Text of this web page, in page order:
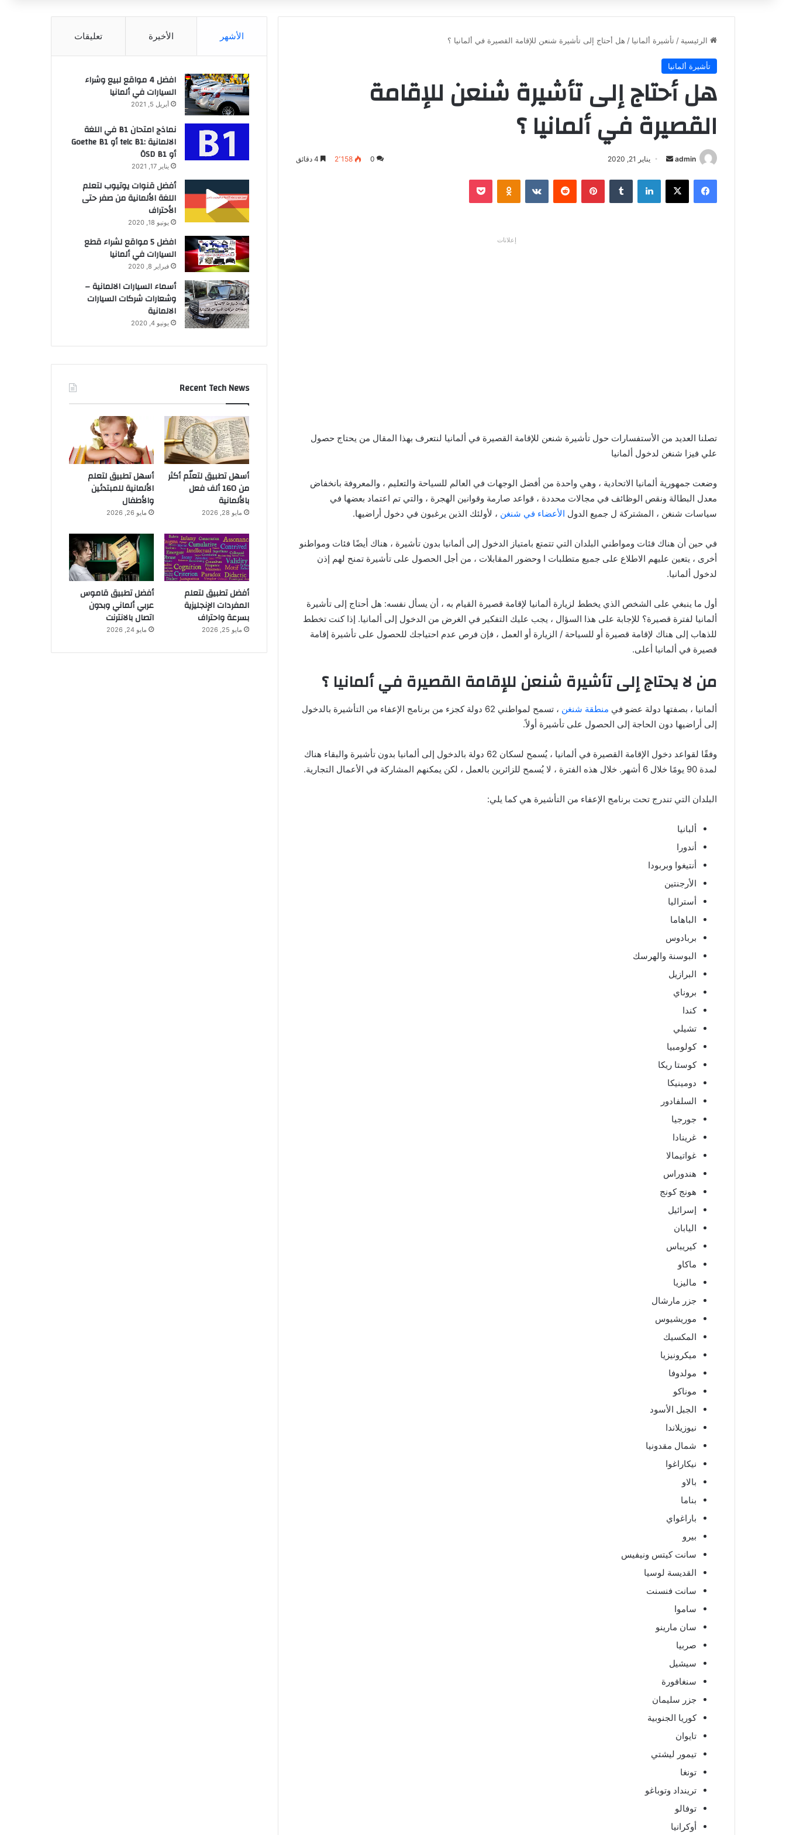
الرئيسية / تأشيرة ألمانيا / هل أحتاج إلى تأشيرة شنعن للإقامة القصيرة في ألمانيا ؟
تأشيرة ألمانيا
هل أحتاج إلى تأشيرة شنعن للإقامة
القصيرة في ألمانيا ؟
admin
أرسل
إلكترونيا
يناير 21, 2020 0 2٬158
فيسبوك ‫X لينكدإن بينتيريست Odnoklassniki
‫Pocket
إعلانات
تصلنا العديد من الأستفسارات حول تأشيرة شنعن للإقامة القصيرة في ألمانيا لنتعرف بهذا المقال من يحتاج حصول
علي فيزا شنغن لدخول ألمانيا
وضعت جمهورية ألمانيا الاتحادية ، وهي واحدة من أفضل الوجهات في العالم للسياحة والتعليم ، والمعروفة بانخفاض
معدل البطالة ونقص الوظائف في مجالات محددة ، قواعد صارمة وقوانين الهجرة ، والتي تم اعتماد بعضها في
سياسات شنغن ، المشتركة ل جميع الدول الأعضاء في شنغن ، لأولئك الذين يرغبون في دخول أراضيها.
في حين أن هناك فئات ومواطني البلدان التي تتمتع بامتياز الدخول إلى ألمانيا بدون تأشيرة ، هناك أيضًا فئات ومواطنو
أخرى ، يتعين عليهم الاطلاع على جميع متطلبات ا وحضور المقابلات ، من أجل الحصول على تأشيرة تمنح لهم إذن
لدخول ألمانيا.
أول ما ينبغي على الشخص الذي يخطط لزيارة ألمانيا لإقامة قصيرة القيام به ، أن يسأل نفسه: هل أحتاج إلى تأشيرة
ألمانيا لفترة قصيرة؟ للإجابة على هذا السؤال ، يجب عليك التفكير في الغرض من الدخول إلى ألمانيا. إذا كنت تخطط
للذهاب إلى هناك لإقامة قصيرة أو للسياحة / الزيارة أو العمل ، فإن فرص عدم احتياجك للحصول على تأشيرة إقامة
قصيرة في ألمانيا أعلى.
من لا يحتاج إلى تأشيرة شنعن للإقامة القصيرة في ألمانيا ؟
ألمانيا ، بصفتها دولة عضو في منطقة شنغن
، تسمح لمواطني 62 دولة كجزء من برنامج الإعفاء من التأشيرة بالدخول
إلى أراضيها دون الحاجة إلى الحصول على تأشيرة أولاً.
وفقًا لقواعد دخول الإقامة القصيرة في ألمانيا ، يُسمح لسكان 62 دولة بالدخول إلى ألمانيا بدون تأشيرة والبقاء هناك
لمدة 90 يومًا خلال 6 أشهر. خلال هذه الفترة ، لا يُسمح للزائرين بالعمل ، لكن يمكنهم المشاركة في الأعمال التجارية.
البلدان التي تندرج تحت برنامج الإعفاء من التأشيرة هي كما يلي:
ألبانيا
أندورا
أنتيغوا وبربودا
الأرجنتين
أستراليا
الباهاما
بربادوس
البوسنة والهرسك
البرازيل
بروناي
كندا
تشيلي
كولومبيا
كوستا ريكا
دومينيكا
السلفادور
جورجيا
غرينادا
غواتيمالا
هندوراس
هونج كونج
إسرائيل
اليابان
كيريباس
ماكاو
ماليزيا
جزر مارشال
موريشيوس
المكسيك
ميكرونيزيا
مولدوفا
موناكو
الجبل الأسود
نيوزيلاندا
شمال مقدونيا
نيكاراغوا
بالاو
بناما
باراغواي
بيرو
سانت كيتس ونيفيس
القديسة لوسيا
سانت فنسنت
ساموا
سان مارينو
صربيا
سيشيل
سنغافورة
جزر سليمان
كوريا الجنوبية
تايوان
تيمور ليشتي
تونغا
ترينداد وتوباغو
توفالو
أوكرانيا
الأشهر الأخيرة تعليقات
افضل 4 مواقع لبيع وشراء
السيارات في ألمانيا
أبريل 5, 2021
نماذج امتحان B1 في اللغة
الالمانية :telc B1 أو Goethe B1
أو ÖSD B1
يناير 17, 2021
أفضل قنوات يوتيوب لتعلم
اللغة الألمانية من صفر حتى
الأحتراف
يونيو 18, 2020
افضل 5 مواقع لشراء قطع
السيارات في ألمانيا
فبراير 8, 2020
أسماء السيارات الالمانية –
وشعارات شركات السيارات
الالمانية
يونيو 4, 2020
Recent Tech News
أسهل تطبيق لتعلّم أكثر
من 160 ألف فعل
بالألمانية
مايو 28, 2026
أسهل تطبيق لتعلم
الألمانية للمبتدئين
والأطفال
مايو 26, 2026
أفضل تطبيق لتعلم
المفردات الإنجليزية
بسرعة واحتراف
مايو 25, 2026
أفضل تطبيق قاموس
عربي ألماني وبدون
اتصال بالانترنت
مايو 24, 2026